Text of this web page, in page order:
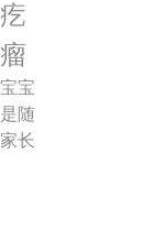
宝
随
长